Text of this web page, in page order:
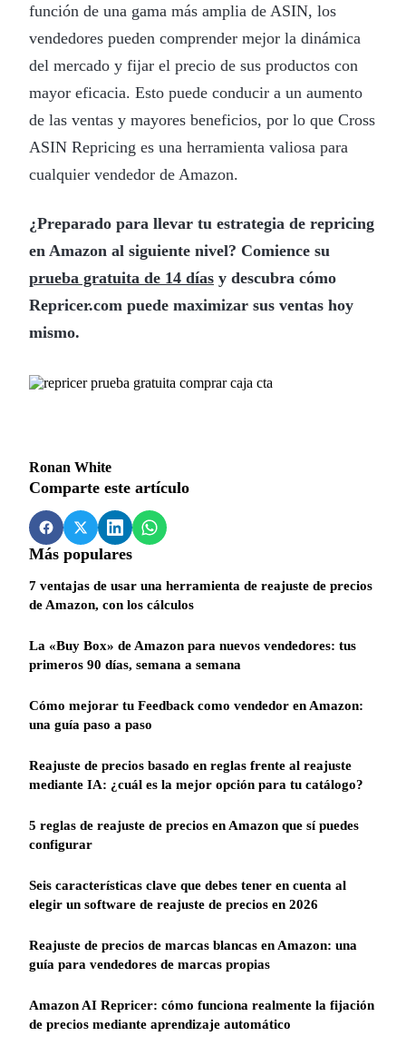
función de una gama más amplia de ASIN, los
vendedores pueden comprender mejor la dinámica
del mercado y fijar el precio de sus productos con
mayor eficacia. Esto puede conducir a un aumento
de las ventas y mayores beneficios, por lo que Cross
ASIN Repricing es una herramienta valiosa para
cualquier vendedor de Amazon.
¿Preparado para llevar tu estrategia de repricing
en Amazon al siguiente nivel? Comience su
prueba gratuita de 14 días y descubra cómo
Repricer.com puede maximizar sus ventas hoy
mismo.
Ronan White
Comparte este artículo
Más populares
7 ventajas de usar una herramienta de reajuste de precios
de Amazon, con los cálculos
La «Buy Box» de Amazon para nuevos vendedores: tus
primeros 90 días, semana a semana
Cómo mejorar tu Feedback como vendedor en Amazon:
una guía paso a paso
Reajuste de precios basado en reglas frente al reajuste
mediante IA: ¿cuál es la mejor opción para tu catálogo?
5 reglas de reajuste de precios en Amazon que sí puedes
configurar
Seis características clave que debes tener en cuenta al
elegir un software de reajuste de precios en 2026
Reajuste de precios de marcas blancas en Amazon: una
guía para vendedores de marcas propias
Amazon AI Repricer: cómo funciona realmente la fijación
de precios mediante aprendizaje automático